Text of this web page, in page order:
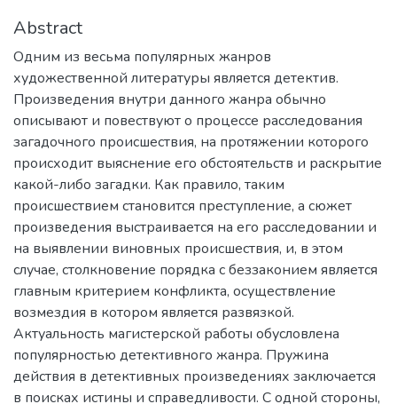
Abstract
Одним из весьма популярных жанров
художественной литературы является детектив.
Произведения внутри данного жанра обычно
описывают и повествуют о процессе расследования
загадочного происшествия, на протяжении которого
происходит выяснение его обстоятельств и раскрытие
какой-либо загадки. Как правило, таким
происшествием становится преступление, а сюжет
произведения выстраивается на его расследовании и
на выявлении виновных происшествия, и, в этом
случае, столкновение порядка с беззаконием является
главным критерием конфликта, осуществление
возмездия в котором является развязкой.
Актуальность магистерской работы обусловлена
популярностью детективного жанра. Пружина
действия в детективных произведениях заключается
в поисках истины и справедливости. С одной стороны,